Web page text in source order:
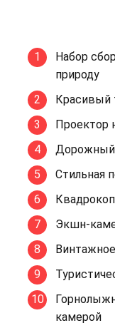
Набор
природу
Красивый
Проектор
Дорожный
Стильная
Экшн-
камерой